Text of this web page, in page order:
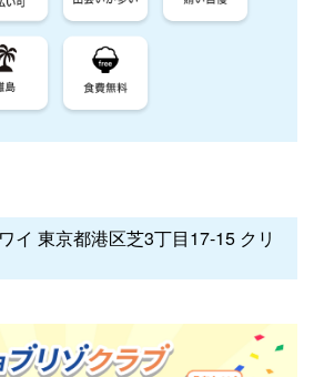
イ 東京都港区芝3丁目17-15 クリ